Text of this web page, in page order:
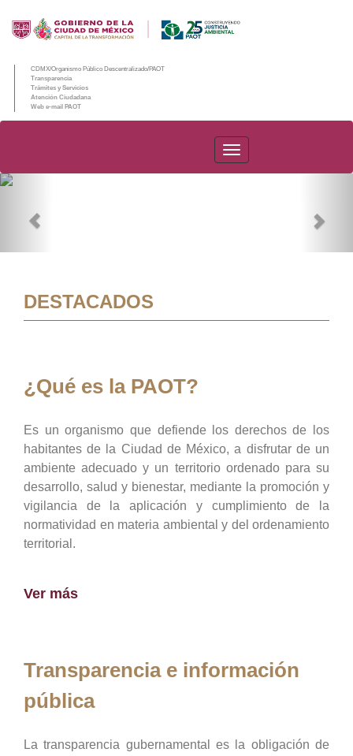
CDMX/Organismo Público Descentralizado/PAOT
Transparencia
Trámites y Servicios
Atención Ciudadana
Web e-mail PAOT
PAOT
DESTACADOS
¿Qué es la PAOT?
Es un organismo que defiende los derechos de los
habitantes de la Ciudad de México, a disfrutar de un
ambiente adecuado y un territorio ordenado para su
desarrollo, salud y bienestar, mediante la promoción y
vigilancia de la aplicación y cumplimiento de la
normatividad en materia ambiental y del ordenamiento
territorial.
Ver más
Transparencia e información
pública
La transparencia gubernamental es la obligación de